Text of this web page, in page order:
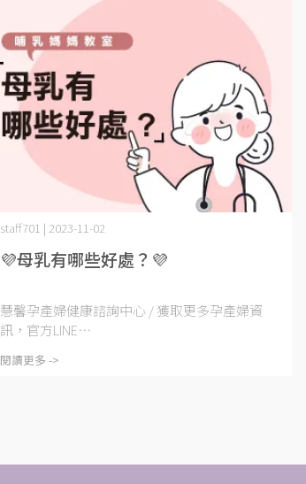
💜母乳有哪些好處？💜
staff701 | 2023-11-02
慧馨孕產婦健康諮詢中心 / 獲取更多孕產婦資
訊，官方LINE⋯
閱讀更多 ->